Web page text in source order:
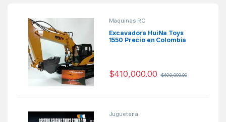
Maquinas RC
Excavadora HuiNa Toys
1550 Precio en Colombia
$410,000.00 $490,000.00
Jugueteria